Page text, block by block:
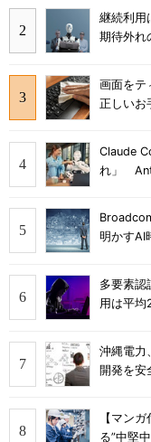
継続利
期待外れ
画面をテ
正しいお
Claude
れ」
明かすAI
多要素
用は平均
沖縄電
開発を安
【マン
る”中堅